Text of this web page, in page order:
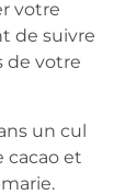
votre
de suivre
de votre
un cul
cacao et